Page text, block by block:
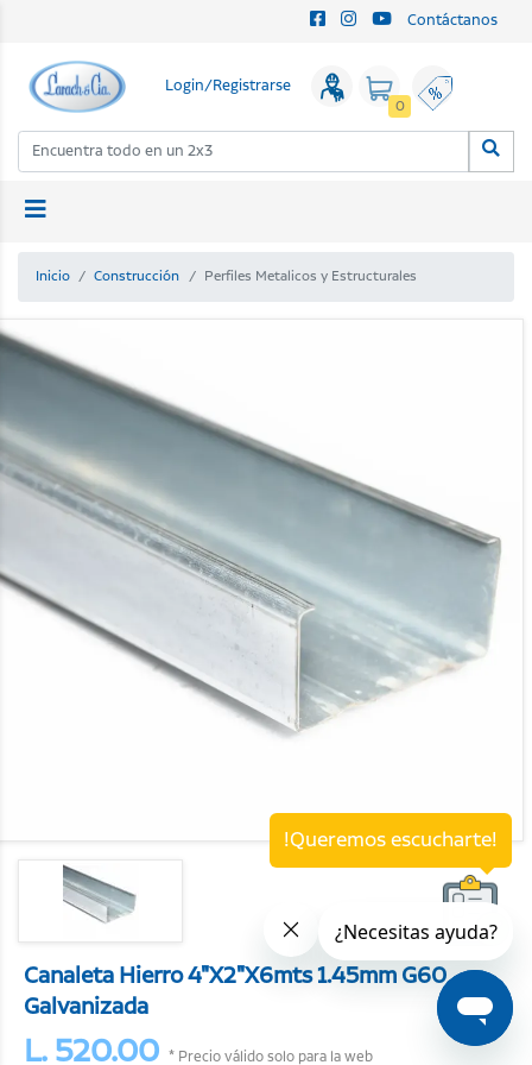
Contáctanos
Login/Registrarse
0
Inicio Construcción Perfiles Metalicos y Estructurales
Canaleta Hierro 4"X2"X6mts 1.45mm G60
Galvanizada
L. 520.00 * Precio válido solo para la web
!Queremos escucharte!